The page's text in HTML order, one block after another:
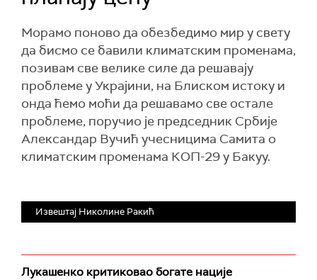
Морамо поново да обезбедимо мир у свету
да бисмо се бавили климатским променама,
позивам све велике силе да решавају
проблеме у Украјини, на Блиском истоку и
онда ћемо моћи да решавамо све остале
проблеме, поручио је председник Србије
Александар Вучић учесницима Самита о
климатским променама КОП-29 у Бакуу.
Извештај Николине Ракић
Лукашенко критиковао богате нације